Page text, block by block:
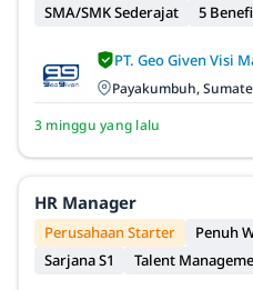
SMA/SMK Sederajat
5
PT. Geo Given Visi
Payakumbuh,
3 minggu yang lalu
HR Manager
Perusahaan Starter
Penuh
Sarjana S1
Talent